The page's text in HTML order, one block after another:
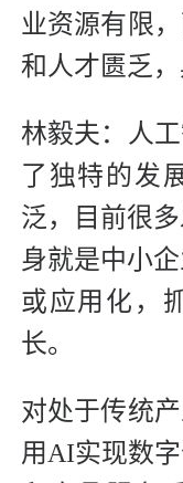
业资源有限
和人才匮乏，
林毅夫：人
了独特的发
泛，目前很
身就是中小
或应用化，
长。
对处于传统
用AI实现数